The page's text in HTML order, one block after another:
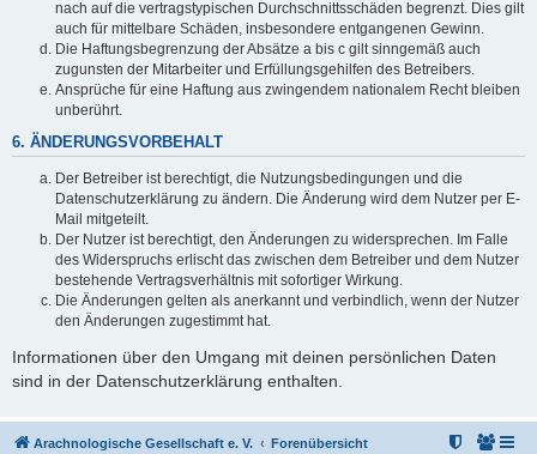
nach auf die vertragstypischen Durchschnittsschäden begrenzt. Dies gilt
auch für mittelbare Schäden, insbesondere entgangenen Gewinn.
Die Haftungsbegrenzung der Absätze a bis c gilt sinngemäß auch
zugunsten der Mitarbeiter und Erfüllungsgehilfen des Betreibers.
Ansprüche für eine Haftung aus zwingendem nationalem Recht bleiben
unberührt.
6. ÄNDERUNGSVORBEHALT
Der Betreiber ist berechtigt, die Nutzungsbedingungen und die
Datenschutzerklärung zu ändern. Die Änderung wird dem Nutzer per E-
Mail mitgeteilt.
Der Nutzer ist berechtigt, den Änderungen zu widersprechen. Im Falle
des Widerspruchs erlischt das zwischen dem Betreiber und dem Nutzer
bestehende Vertragsverhältnis mit sofortiger Wirkung.
Die Änderungen gelten als anerkannt und verbindlich, wenn der Nutzer
den Änderungen zugestimmt hat.
Informationen über den Umgang mit deinen persönlichen Daten
sind in der Datenschutzerklärung enthalten.
Arachnologische Gesellschaft e. V. Forenübersicht